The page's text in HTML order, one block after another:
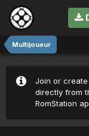
Multijoueur
Join or
directly from
RomStation